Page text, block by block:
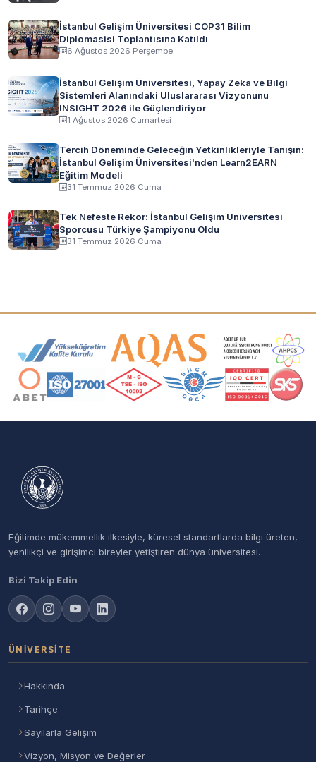
İstanbul Gelişim Üniversitesi COP31 Bilim
Diplomasisi Toplantısına Katıldı
6 Ağustos 2026 Perşembe
İstanbul Gelişim Üniversitesi, Yapay Zeka ve Bilgi
Sistemleri Alanındaki Uluslararası Vizyonunu
INSIGHT 2026 ile Güçlendiriyor
1 Ağustos 2026 Cumartesi
Tercih Döneminde Geleceğin Yetkinlikleriyle Tanışın:
İstanbul Gelişim Üniversitesi'nden Learn2EARN
Eğitim Modeli
31 Temmuz 2026 Cuma
Tek Nefeste Rekor: İstanbul Gelişim Üniversitesi
Sporcusu Türkiye Şampiyonu Oldu
31 Temmuz 2026 Cuma
Akreditasyon ve Üyelik Logoları
Eğitimde mükemmellik ilkesiyle, küresel standartlarda bilgi üreten,
yenilikçi ve girişimci bireyler yetiştiren dünya üniversitesi.
Bizi Takip Edin
ÜNIVERSITE
Hakkında
Tarihçe
Sayılarla Gelişim
Vizyon, Misyon ve Değerler